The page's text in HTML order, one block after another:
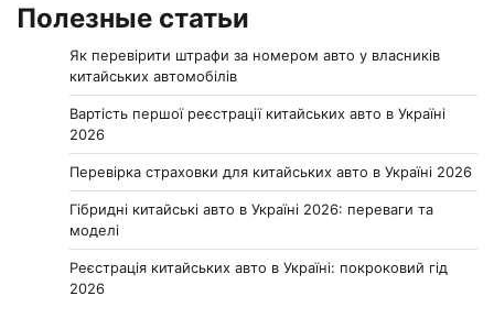
Полезные статьи
Як перевірити штрафи за номером авто у власників
китайських автомобілів
Вартість першої реєстрації китайських авто в Україні
2026
Перевірка страховки для китайських авто в Україні 2026
Гібридні китайські авто в Україні 2026: переваги та
моделі
Реєстрація китайських авто в Україні: покроковий гід
2026